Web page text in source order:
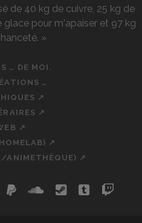
de 40 kg de cuivre, 25 kg de
glace pour m'apaiser et 97 kg
»
… DE MOI.
…
↗
↗
↗
↗
ANIMETHÈQUE) ↗
paypalsoundcloud
steamtumblr